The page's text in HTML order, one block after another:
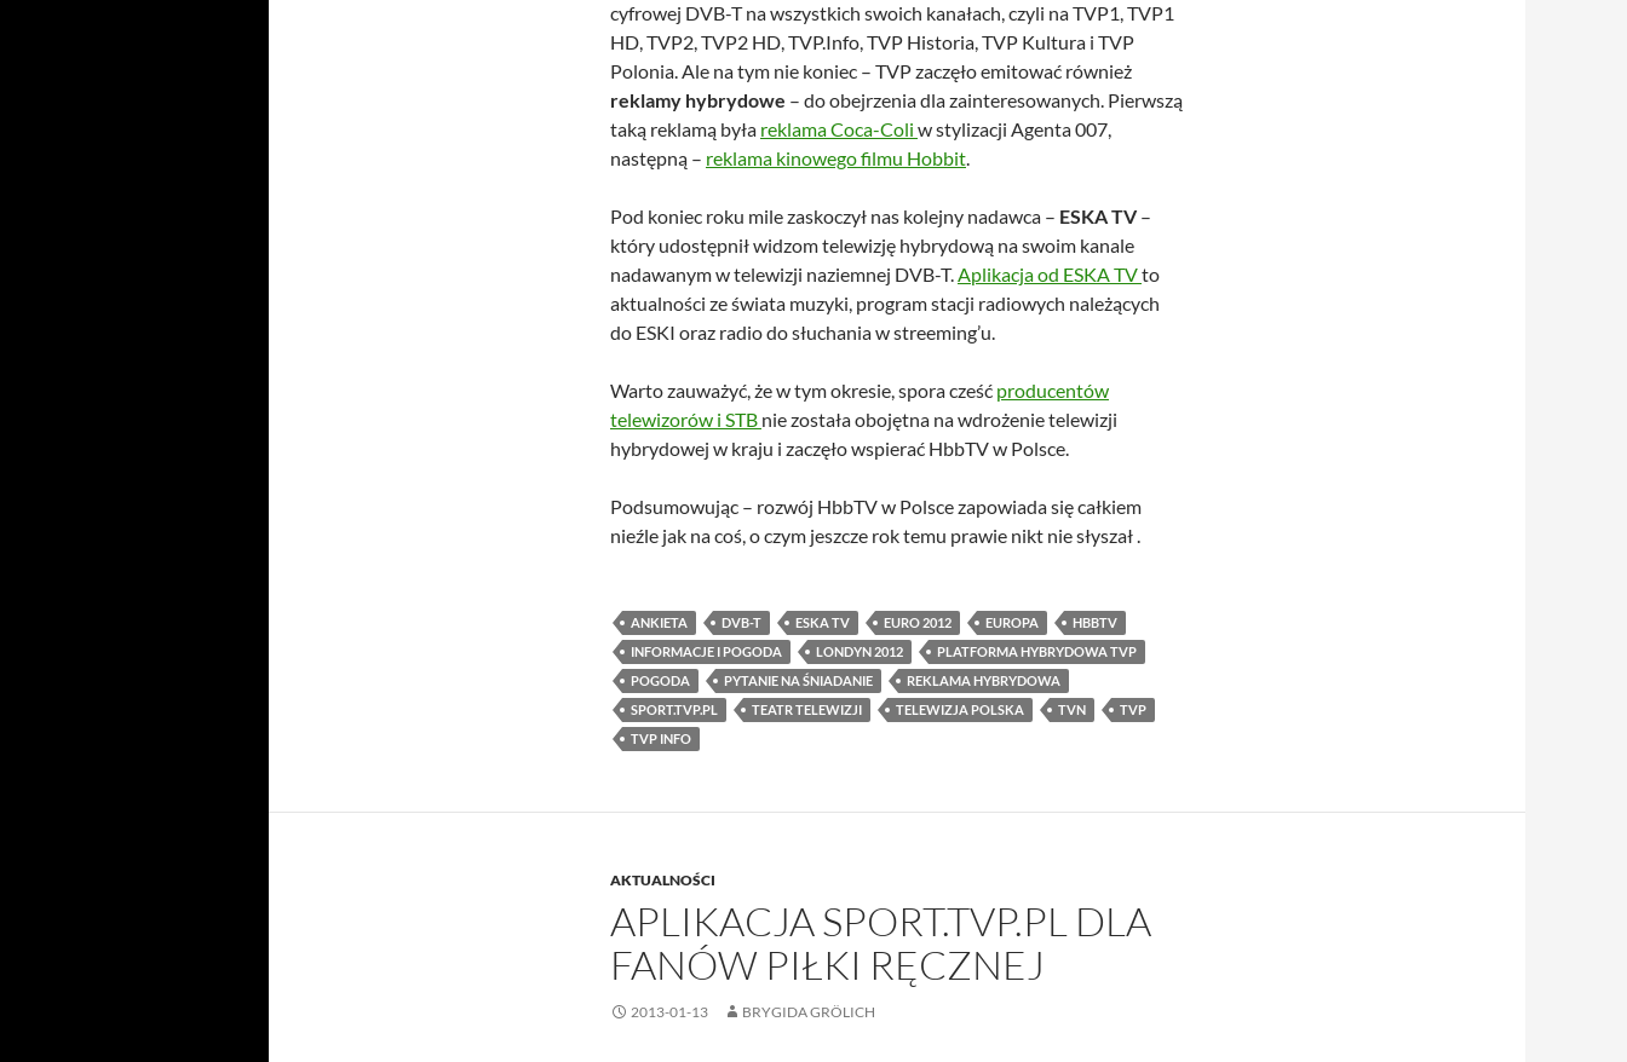
cyfrowej DVB-T na wszystkich swoich kanałach, czyli na TVP1, TVP1
HD, TVP2, TVP2 HD, TVP.Info, TVP Historia, TVP Kultura i TVP
Polonia. Ale na tym nie koniec – TVP zaczęło emitować również
reklamy hybrydowe – do obejrzenia dla zainteresowanych. Pierwszą
taką reklamą była reklama Coca-Coli w stylizacji Agenta 007,
następną – reklama kinowego filmu Hobbit.
Pod koniec roku mile zaskoczył nas kolejny nadawca – ESKA TV–
który udostępnił widzom telewizję hybrydową na swoim kanale
nadawanym w telewizji naziemnej DVB-T.Aplikacja od ESKA TVto
aktualności ze świata muzyki, program stacji radiowych należących
do ESKI oraz radio do słuchania w streeming’u.
Warto zauważyć, że w tym okresie, spora cześć producentów
telewizorów i STB nie została obojętna na wdrożenie telewizji
hybrydowej w kraju i zaczęło wspierać HbbTV w Polsce.
Podsumowując – rozwój HbbTV w Polsce zapowiada się całkiem
nieźle jak na coś, o czym jeszcze rok temu prawie nikt nie słyszał .
ANKIETA DVB-T ESKA TV EURO 2012 EUROPA
HBBTV
INFORMACJE I POGODA
LONDYN 2012
PLATFORMA HYBRYDOWA TVP
POGODA
PYTANIE NA ŚNIADANIE
REKLAMA HYBRYDOWA
SPORT.TVP.PL
TEATR TELEWIZJI TELEWIZJA POLSKA TVN
TVP
TVP INFO
AKTUALNOŚCI
APLIKACJA SPORT.TVP.PL DLA
FANÓW PIŁKI RĘCZNEJ
2013-01-13 BRYGIDA GRÖLICH